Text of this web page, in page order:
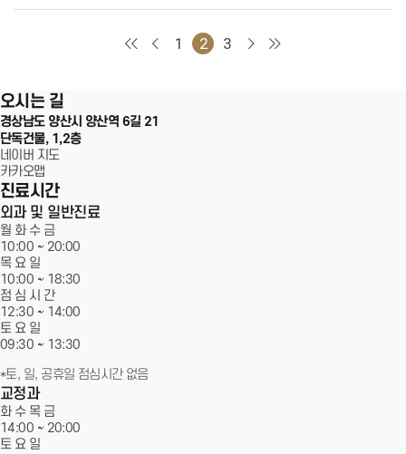
일반진료
커뮤니티
1 2 3
서울에스원치과
오시는 길
경상남도 양산시 양산역 6길 21
단독건물, 1,2층
네이버 지도
카카오맵
진료시간
외과 및 일반진료
월 화 수 금
10:00 ~ 20:00
목 요 일
10:00 ~ 18:30
점 심 시 간
12:30 ~ 14:00
토 요 일
09:30 ~ 13:30
*토, 일, 공휴일 점심시간 없음
교정과
화 수 목 금
14:00 ~ 20:00
토 요 일